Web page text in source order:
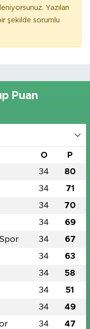
Yazılan
şekilde sorumlu
Puan
O P
34 80
34 71
34 70
34 69
34 67
34 63
34 58
34 51
34 49
34 47